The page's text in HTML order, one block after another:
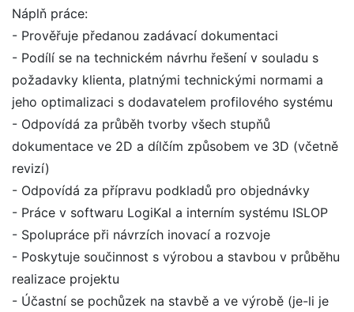
Náplň práce:
- Prověřuje předanou zadávací dokumentaci
- Podílí se na technickém návrhu řešení v souladu s
požadavky klienta, platnými technickými normami a
jeho optimalizaci s dodavatelem profilového systému
- Odpovídá za průběh tvorby všech stupňů
dokumentace ve 2D a dílčím způsobem ve 3D (včetně
revizí)
- Odpovídá za přípravu podkladů pro objednávky
- Práce v softwaru LogiKal a interním systému ISLOP
- Spolupráce při návrzích inovací a rozvoje
- Poskytuje součinnost s výrobou a stavbou v průběhu
realizace projektu
- Účastní se pochůzek na stavbě a ve výrobě (je-li je